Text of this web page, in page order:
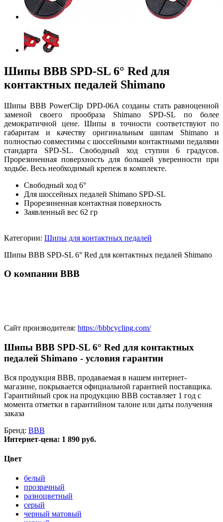
Шипы BBB SPD-SL 6° Red для
контактных педалей Shimano
Шипы BBB PowerClip DPD-06A созданы стать равноценной
заменой своего прообраза Shimano SPD-SL по более
демократичной цене. Шипы в точности соответствуют по
габаритам и качеству оригинальным шипам Shimano и
полностью совместимы с шоссейными контактными педалями
стандарта SPD-SL. Свободный ход ступни 6 градусов.
Прорезиненная поверхность для большей уверенности при
ходьбе. Весь необходимый крепеж в комплекте.
Свободный ход 6°
Для шоссейных педалей Shimano SPD-SL
Прорезиненная контактная поверхность
Заявленный вес 62 гр
Категории: Шипы для контактных педалей
Шипы BBB SPD-SL 6° Red для контактных педалей Shimano
О компании BBB
Сайт производителя: https://bbbcycling.com/
Шипы BBB SPD-SL 6° Red для контактных
педалей Shimano - условия гарантии
Вся продукция BBB, продаваемая в нашем интернет-
магазине, покрывается официальной гарантией поставщика.
Гарантийный срок на продукцию BBB составляет 1 год с
момента отметки в гарантийном талоне или даты получения
заказа
Бренд: BBB
Интернет-цена: 1 890 руб.
Цвет
белый
прозрачный
разноцветный
серый
черный матовый